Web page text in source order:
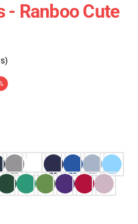
- Ranboo Cute